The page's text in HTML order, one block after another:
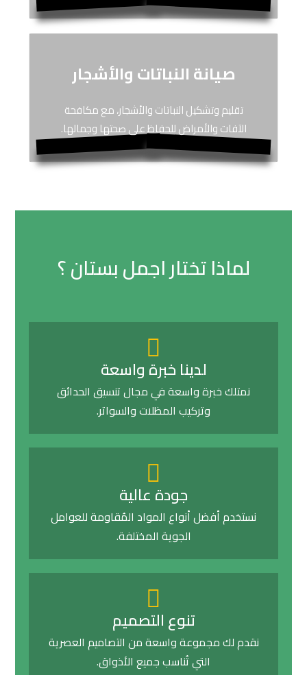
صيانة النباتات والأشجار
تقليم وتشكيل النباتات والأشجار، مع مكافحة
الآفات والأمراض للحفاظ على صحتها وجمالها.
لماذا تختار اجمل بستان ؟
لدينا خبرة واسعة
نمتلك خبرة واسعة في مجال تنسيق الحدائق
وتركيب المظلات والسواتر.
جودة عالية
نستخدم أفضل أنواع المواد المُقاومة للعوامل
الجوية المختلفة.
تنوع التصميم
نقدم لك مجموعة واسعة من التصاميم العصرية
التي تُناسب جميع الأذواق.